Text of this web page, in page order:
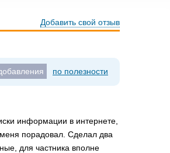
Добавить свой отзыв
по полезности
информации в интернете,
порадовал. Сделал два
для частника вполне